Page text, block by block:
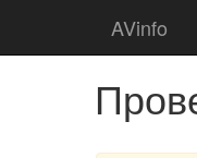
AVinfo